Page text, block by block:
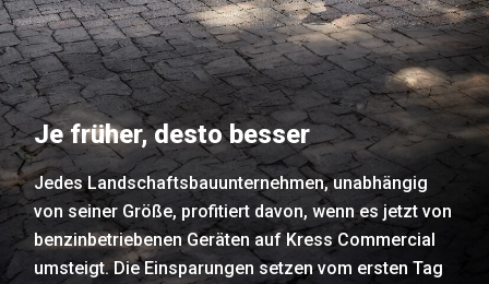
Je früher, desto besser
Jedes Landschaftsbauunternehmen, unabhängig
von seiner Größe, profitiert davon, wenn es jetzt von
benzinbetriebenen Geräten auf Kress Commercial
umsteigt. Die Einsparungen setzen vom ersten Tag